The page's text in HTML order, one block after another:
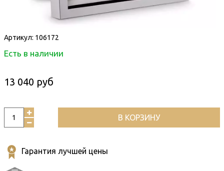
Артикул: 106172
Есть в наличии
13 040 руб
В КОРЗИНУ
Гарантия лучшей цены